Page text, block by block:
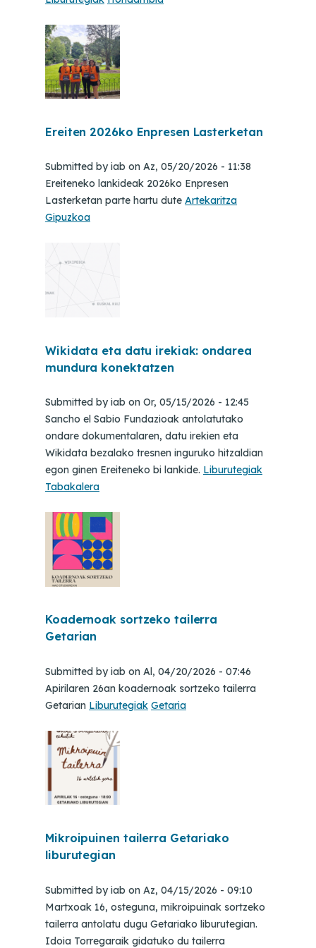
Ereiten 2026ko Enpresen Lasterketan
Submitted byiab on Az, 05/20/2026 - 11:38
Ereiteneko lankideak 2026ko Enpresen
Lasterketan parte hartu dute Artekaritza
Gipuzkoa
Wikidata eta datu irekiak: ondarea
mundura konektatzen
Submitted byiab on Or, 05/15/2026 - 12:45
Sancho el Sabio Fundazioak antolatutako
ondare dokumentalaren, datu irekien eta
Wikidata bezalako tresnen inguruko hitzaldian
egon ginen Ereiteneko bi lankide. Liburutegiak
Tabakalera
Koadernoak sortzeko tailerra
Getarian
Submitted byiab on Al, 04/20/2026 - 07:46
Apirilaren 26an koadernoak sortzeko tailerra
Getarian Liburutegiak Getaria
Mikroipuinen tailerra Getariako
liburutegian
Submitted byiab on Az, 04/15/2026 - 09:10
Martxoak 16, osteguna, mikroipuinak sortzeko
tailerra antolatu dugu Getariako liburutegian.
Idoia Torregaraik gidatuko du tailerra